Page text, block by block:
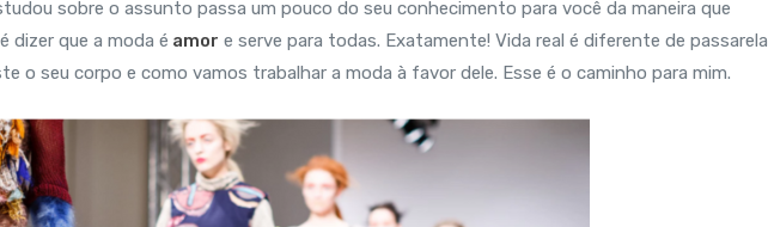
sobre o assunto passa um pouco do seu conhecimento para você da maneira que
dizer que a moda é amor e serve para todas. Exatamente! Vida real é diferente de passarela
o seu corpo e como vamos trabalhar a moda à favor dele. Esse é o caminho para mim.